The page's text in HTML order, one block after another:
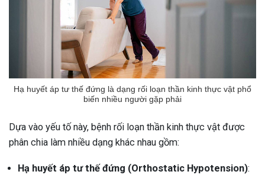
Hạ huyết áp tư thế đứng là dạng rối loạn thần kinh thực vật phổ
biến nhiều người gặp phải
Dựa vào yếu tố này, bệnh rối loạn thần kinh thực vật được
phân chia làm nhiều dạng khác nhau gồm:
Hạ huyết áp tư thế đứng (Orthostatic Hypotension):